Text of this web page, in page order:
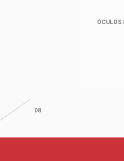
ÓCULOS
08